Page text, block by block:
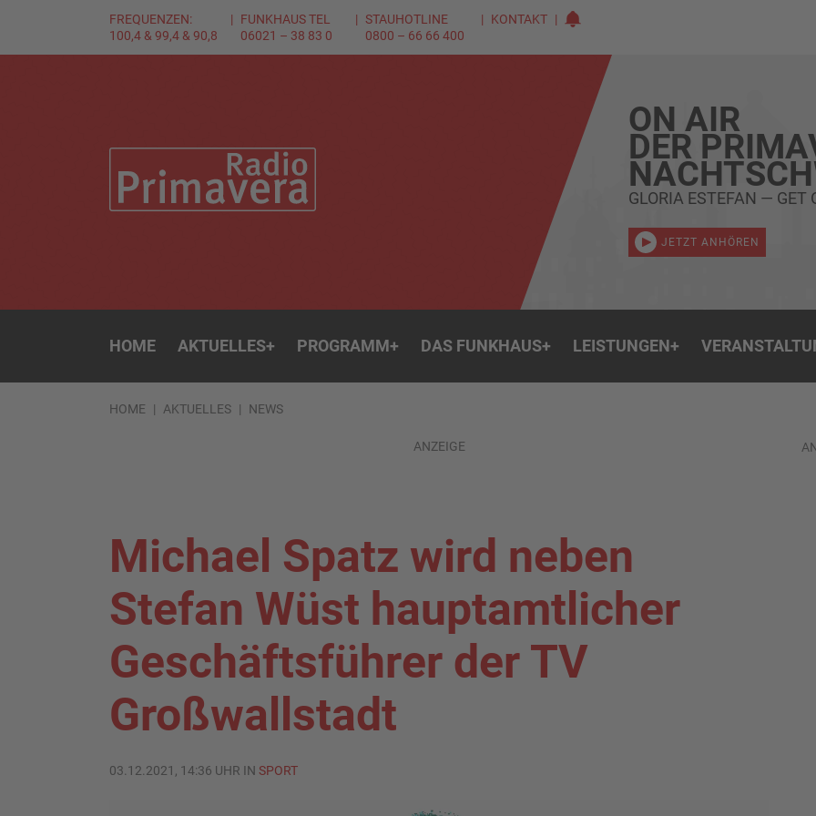
FREQUENZEN:
100,4 & 99,4 & 90,8
FUNKHAUS TEL
06021 – 38 83 0
STAUHOTLINE
0800 – 66 66 400
KONTAKT
ON AIR
DER
GLORIA ESTEFAN — GET
JETZT ANHÖREN
HOME AKTUELLES+ PROGRAMM+ DAS FUNKHAUS+ LEISTUNGEN+
HOME AKTUELLES NEWS
ANZEIGE
Michael Spatz wird neben
Stefan Wüst hauptamtlicher
Geschäftsführer der TV
Großwallstadt
03.12.2021, 14:36 UHR IN SPORT